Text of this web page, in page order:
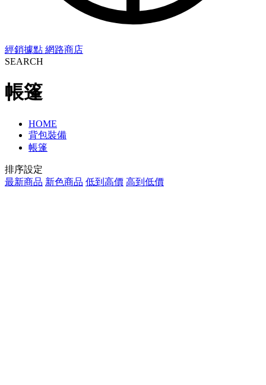
經銷據點 網路商店
SEARCH
帳篷
HOME
背包裝備
帳篷
排序設定
最新商品 新色商品 低到高價 高到低價